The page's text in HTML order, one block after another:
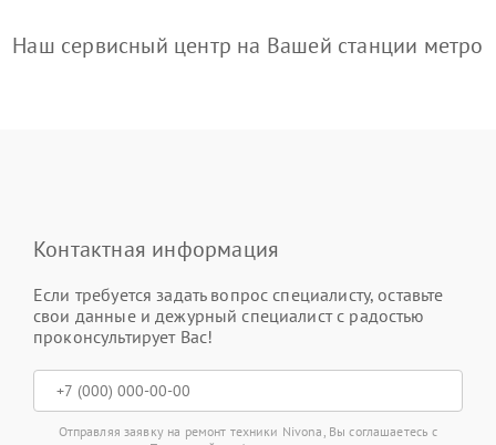
Наш сервисный центр на Вашей станции метро
Контактная информация
Если требуется задать вопрос специалисту, оставьте
свои данные и дежурный специалист с радостью
проконсультирует Вас!
Отправляя заявку на ремонт техники Nivona, Вы соглашаетесь с